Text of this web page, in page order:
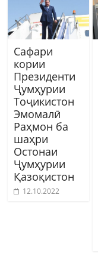
Сафари
кории
Президенти
Ҷумҳурии
Тоҷикистон
Эмомалӣ
Раҳмон ба
шаҳри
Остонаи
Ҷумҳурии
Қазоқистон
12.10.2022